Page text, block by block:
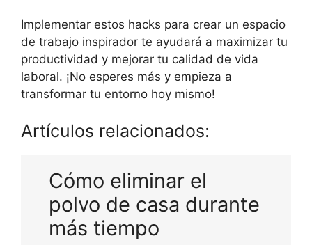
Implementar estos hacks para crear un espacio
de trabajo inspirador te ayudará a maximizar tu
productividad y mejorar tu calidad de vida
laboral. ¡No esperes más y empieza a
transformar tu entorno hoy mismo!
Artículos relacionados:
Cómo eliminar el
polvo de casa durante
más tiempo